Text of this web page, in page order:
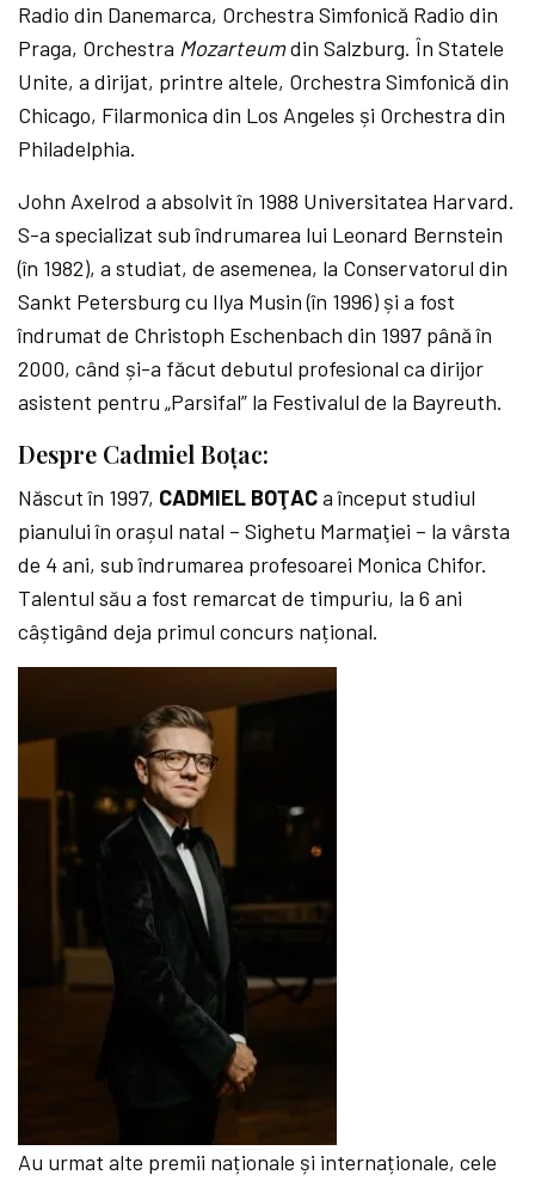
Radio din Danemarca, Orchestra Simfonică Radio din
Praga, Orchestra Mozarteumdin Salzburg. În Statele
Unite, a dirijat, printre altele, Orchestra Simfonică din
Chicago, Filarmonica din Los Angeles și Orchestra din
Philadelphia.
John Axelrod a absolvit în 1988 Universitatea Harvard.
S-a specializat sub îndrumarea lui Leonard Bernstein
(în 1982), a studiat, de asemenea, la Conservatorul din
Sankt Petersburg cu Ilya Musin (în 1996) și a fost
îndrumat de Christoph Eschenbach din 1997 până în
2000, când și-a făcut debutul profesional ca dirijor
asistent pentru „Parsifal” la Festivalul de la Bayreuth.
Despre Cadmiel Boțac:
Născut în 1997, CADMIEL BOŢACa început studiul
pianului în orașul natal – Sighetu Marmaţiei – la vârsta
de 4 ani, sub îndrumarea profesoarei Monica Chifor.
Talentul său a fost remarcat de timpuriu, la 6 ani
câștigând deja primul concurs național.
Au urmat alte premii naționale și internaționale, cele